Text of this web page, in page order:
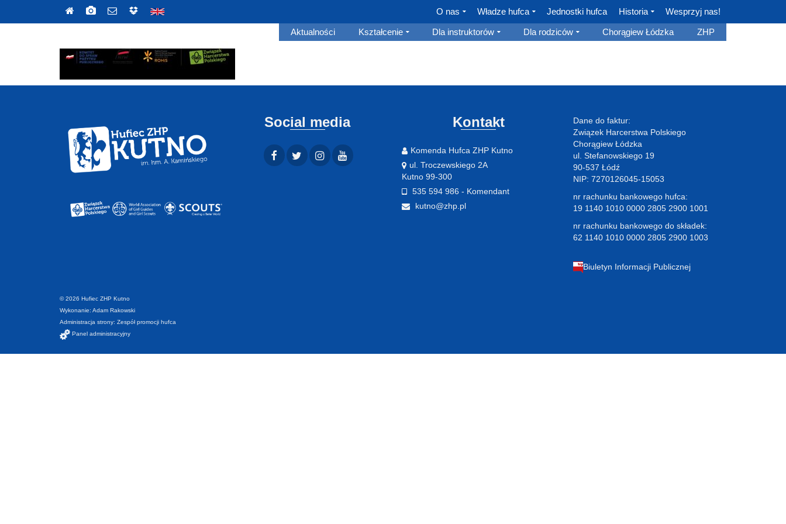
O nas Władze hufca Jednostki hufca Historia Wesprzyj nas!
Aktualności Kształcenie Dla instruktorów Dla rodziców Chorągiew Łódzka ZHP
Social media Kontakt
Komenda Hufca ZHP Kutno
ul. Troczewskiego 2A
Kutno 99-300
535 594 986 - Komendant
kutno@zhp.pl
Dane do faktur:
Związek Harcerstwa Polskiego
Chorągiew Łódzka
ul. Stefanowskiego 19
90-537 Łódź
NIP: 7270126045-15053
nr rachunku bankowego hufca:
19 1140 1010 0000 2805 2900 1001
nr rachunku bankowego do składek:
62 1140 1010 0000 2805 2900 1003
Biuletyn Informacji Publicznej
© 2026 Hufiec ZHP Kutno
Wykonanie: Adam Rakowski
Administracja strony: Zespół promocji hufca
Panel administracyjny